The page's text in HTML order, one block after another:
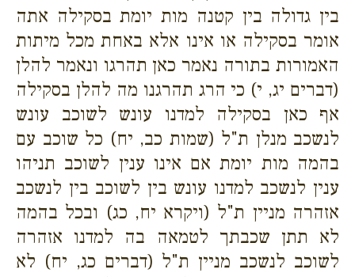
בין גדולה בין קטנה מות יומת בסקילה אתה
אומר בסקילה או אינו אלא באחת מכל מיתות
האמורות בתורה נאמר כאן תהרגו ונאמר להלן
(דברים יג, י) כי הרג תהרגנו מה להלן בסקילה
אף כאן בסקילה למדנו עונש לשוכב עונש
לנשכב מנלן ת"ל (שמות כב, יח) כל שוכב עם
בהמה מות יומת אם אינו ענין לשוכב תניהו
ענין לנשכב למדנו עונש בין לשוכב בין לנשכב
אזהרה מניין ת"ל (ויקרא יח, כג) ובכל בהמה
לא תתן שכבתך לטמאה בה למדנו אזהרה
לשוכב לנשכב מניין ת"ל (דברים כג, יח) לא